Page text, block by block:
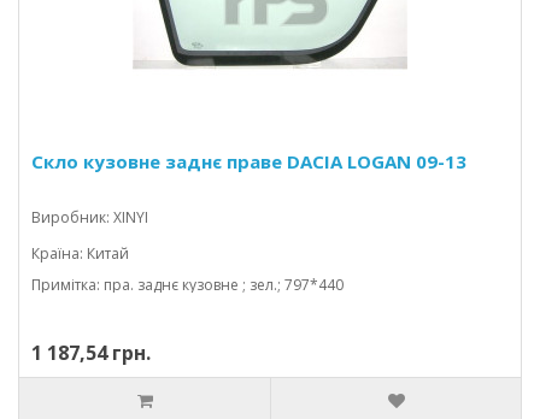
Скло кузовне заднє праве DACIA LOGAN 09-13
Виробник: XINYI
Країна: Китай
Примітка: пра. заднє кузовне ; зел.; 797*440
1 187,54 грн.